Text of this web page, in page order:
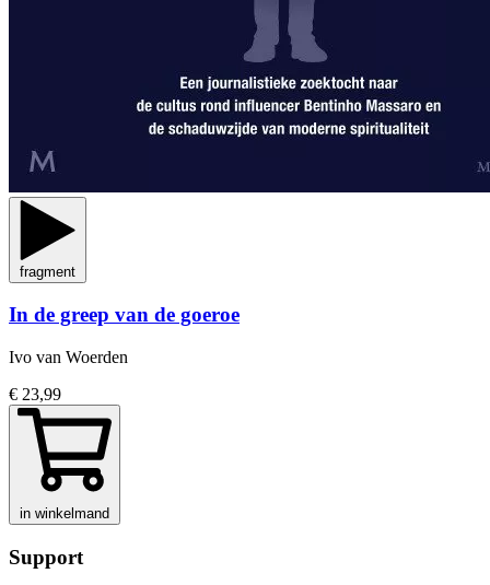
fragment
In de greep van de goeroe
Ivo van Woerden
€ 23,99
in winkelmand
Support